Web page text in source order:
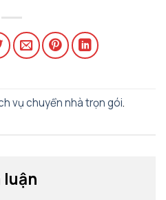
vụ chuyển nhà trọn gói.